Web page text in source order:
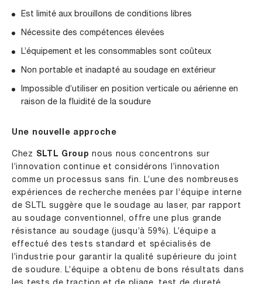
Est limité aux brouillons de conditions libres
Nécessite des compétences élevées
L’équipement et les consommables sont coûteux
Non portable et inadapté au soudage en extérieur
Impossible d’utiliser en position verticale ou aérienne en
raison de la fluidité de la soudure
Une nouvelle approche
Chez SLTL Group nous nous concentrons sur
l’innovation continue et considérons l’innovation
comme un processus sans fin. L’une des nombreuses
expériences de recherche menées par l’équipe interne
de SLTL suggère que le soudage au laser, par rapport
au soudage conventionnel, offre une plus grande
résistance au soudage (jusqu’à 59%). L’équipe a
effectué des tests standard et spécialisés de
l’industrie pour garantir la qualité supérieure du joint
de soudure. L’équipe a obtenu de bons résultats dans